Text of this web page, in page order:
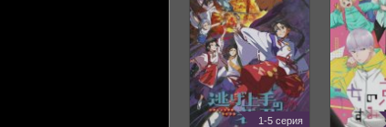
1-5 серия